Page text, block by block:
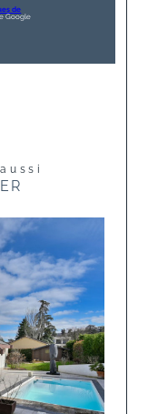
de
Google